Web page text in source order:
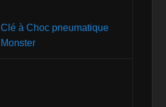
Clé à Choc pneumatique
Monster